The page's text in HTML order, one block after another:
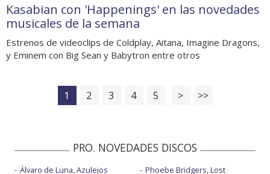
Kasabian con 'Happenings' en las novedades
musicales de la semana
Estrenos de videoclips de Coldplay, Aitana, Imagine Dragons,
y Eminem con Big Sean y Babytron entre otros
1 2 3 4 5 > >>
PRO. NOVEDADES DISCOS
Álvaro de Luna, Azulejos
Phoebe Bridgers, Lost